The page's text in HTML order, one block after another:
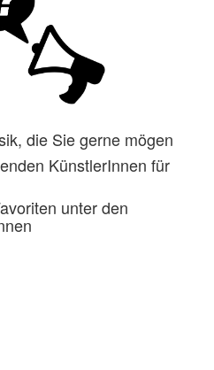
die Sie gerne mögen
KünstlerInnen für
unter den